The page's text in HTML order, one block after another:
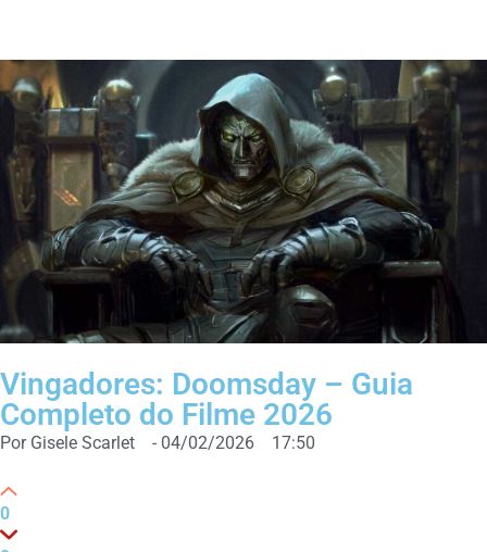
Vingadores: Doomsday – Guia
Completo do Filme 2026
Por Gisele Scarlet - 04/02/2026 17:50
0